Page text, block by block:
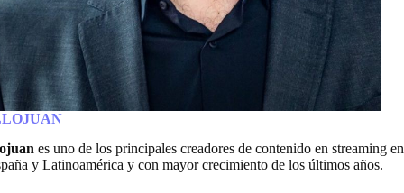
es uno de los principales creadores de contenido en streaming en
y Latinoamérica y con mayor crecimiento de los últimos años.